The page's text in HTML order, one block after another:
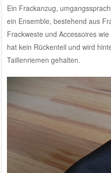
Ein Frackanzug,
ein Ensemble, bestehend aus
Frackweste und Accessoires
hat kein Rückenteil und wird
Taillenriemen gehalten.